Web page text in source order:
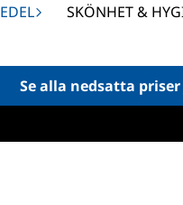
SKÖNHET &
Se alla nedsatta